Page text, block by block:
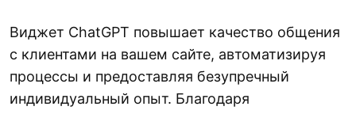
Виджет ChatGPT повышает качество общения
с клиентами на вашем сайте, автоматизируя
процессы и предоставляя безупречный
индивидуальный опыт. Благодаря